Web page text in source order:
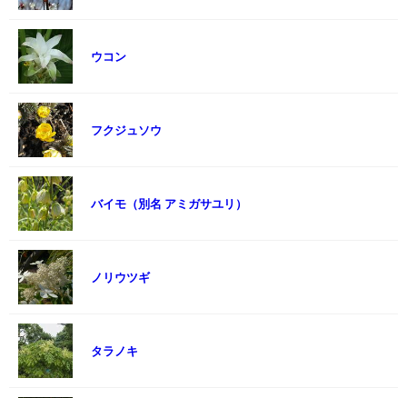
ウコン
フクジュソウ
バイモ（別名 アミガサユリ）
ノリウツギ
タラノキ